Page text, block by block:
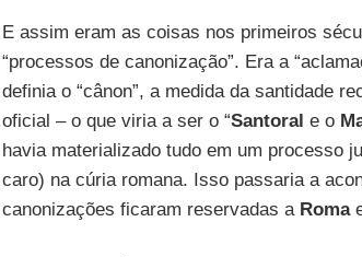
E assim eram as coisas nos primeiros
“processos de canonização”. Era a
definia o “cânon”, a medida da santidade
oficial – o que viria a ser o “Santoral e o
havia materializado tudo em um processo
caro) na cúria romana. Isso passaria a
canonizações ficaram reservadas a Roma